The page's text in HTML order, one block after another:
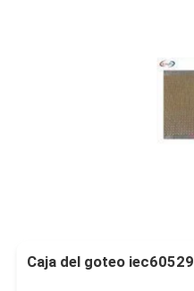
Caja del goteo iec60529